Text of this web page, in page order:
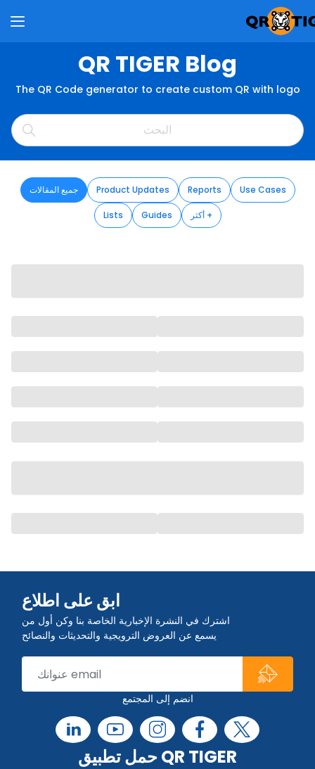
QR TIGER Blog
The QR Code generator to create custom QR with logo
جميع المقالات Product Updates Reports Use Cases
Lists Guides أكثر +
ابق على اطلاع
اشترك في النشرة الإخبارية الخاصة بنا وكن أول من
يسمع عن العروض الترويجية والتحديثات والنصائح
انضم إلى المجتمع
حمل تطبيق QR TIGER